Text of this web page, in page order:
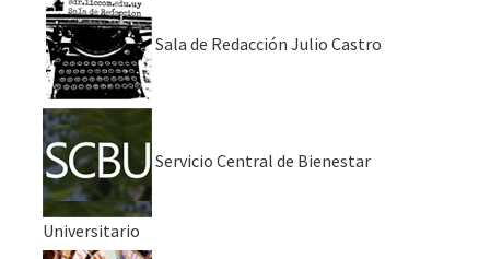
Sala de Redacción Julio Castro
Servicio Central de Bienestar
Universitario